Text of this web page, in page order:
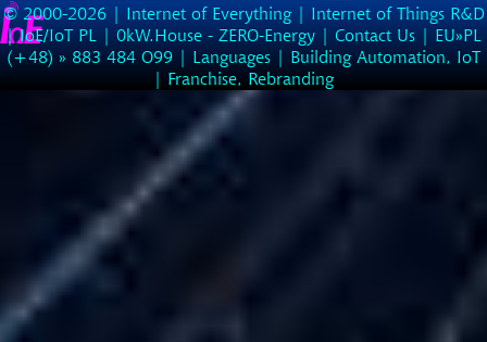
© 2000-2026 | Internet of Everything | Internet of Things R&D
|IoE/IoT PL | 0kW.House - ZERO-Energy | Contact Us | EU»PL
(+48) » 883 484 O99 | Languages | Building Automation, IoT
| Franchise, Rebranding